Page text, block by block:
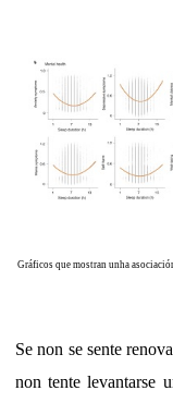
Gráficos que mostran unha
Se non se sente
non tente levantarse